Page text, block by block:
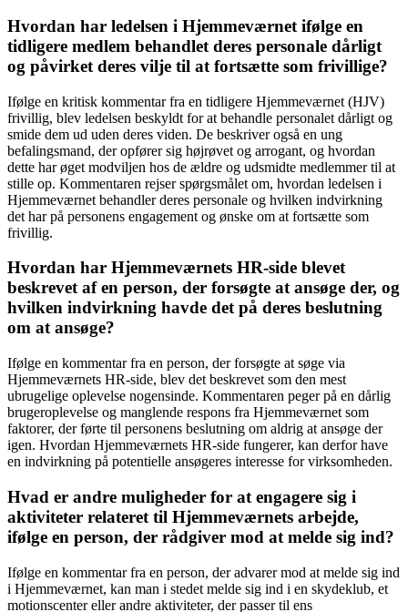
Hvordan har ledelsen i Hjemmeværnet ifølge en
tidligere medlem behandlet deres personale dårligt
og påvirket deres vilje til at fortsætte som frivillige?
Ifølge en kritisk kommentar fra en tidligere Hjemmeværnet (HJV)
frivillig, blev ledelsen beskyldt for at behandle personalet dårligt og
smide dem ud uden deres viden. De beskriver også en ung
befalingsmand, der opfører sig højrøvet og arrogant, og hvordan
dette har øget modviljen hos de ældre og udsmidte medlemmer til at
stille op. Kommentaren rejser spørgsmålet om, hvordan ledelsen i
Hjemmeværnet behandler deres personale og hvilken indvirkning
det har på personens engagement og ønske om at fortsætte som
frivillig.
Hvordan har Hjemmeværnets HR-side blevet
beskrevet af en person, der forsøgte at ansøge der, og
hvilken indvirkning havde det på deres beslutning
om at ansøge?
Ifølge en kommentar fra en person, der forsøgte at søge via
Hjemmeværnets HR-side, blev det beskrevet som den mest
ubrugelige oplevelse nogensinde. Kommentaren peger på en dårlig
brugeroplevelse og manglende respons fra Hjemmeværnet som
faktorer, der førte til personens beslutning om aldrig at ansøge der
igen. Hvordan Hjemmeværnets HR-side fungerer, kan derfor have
en indvirkning på potentielle ansøgeres interesse for virksomheden.
Hvad er andre muligheder for at engagere sig i
aktiviteter relateret til Hjemmeværnets arbejde,
ifølge en person, der rådgiver mod at melde sig ind?
Ifølge en kommentar fra en person, der advarer mod at melde sig ind
i Hjemmeværnet, kan man i stedet melde sig ind i en skydeklub, et
motionscenter eller andre aktiviteter, der passer til ens